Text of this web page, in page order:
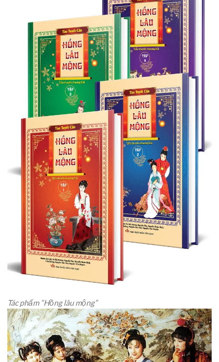
Tác phẩm “Hồng lâu mộng”